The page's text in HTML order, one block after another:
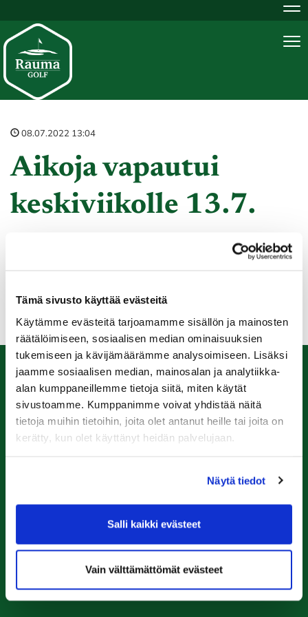
Tämä sivusto käyttää evästeitä
Käytämme evästeitä tarjoamamme sisällön ja mainosten
räätälöimiseen, sosiaalisen median ominaisuuksien
tukemiseen ja kävijämäärämme analysoimiseen. Lisäksi
jaamme sosiaalisen median, mainosalan ja analytiikka-
alan kumppaneillemme tietoja siitä, miten käytät
sivustoamme. Kumppanimme voivat yhdistää näitä
tietoja muihin tietoihin, joita olet antanut heille tai joita on
kerätty, kun olet käyttänyt heidän palvelujaan.
Näytä tiedot
Salli kaikki evästeet
Vain välttämättömät evästeet
08.07.2022 13:04
Aikoja vapautui
keskiviikolle 13.7.
Caddiemaster
0447974813
caddiemaster@raumagolf.fi
Ala-Pomppustentie 20
26510 Rauma
Laajemmat yhteystiedot
Seuraa meitä